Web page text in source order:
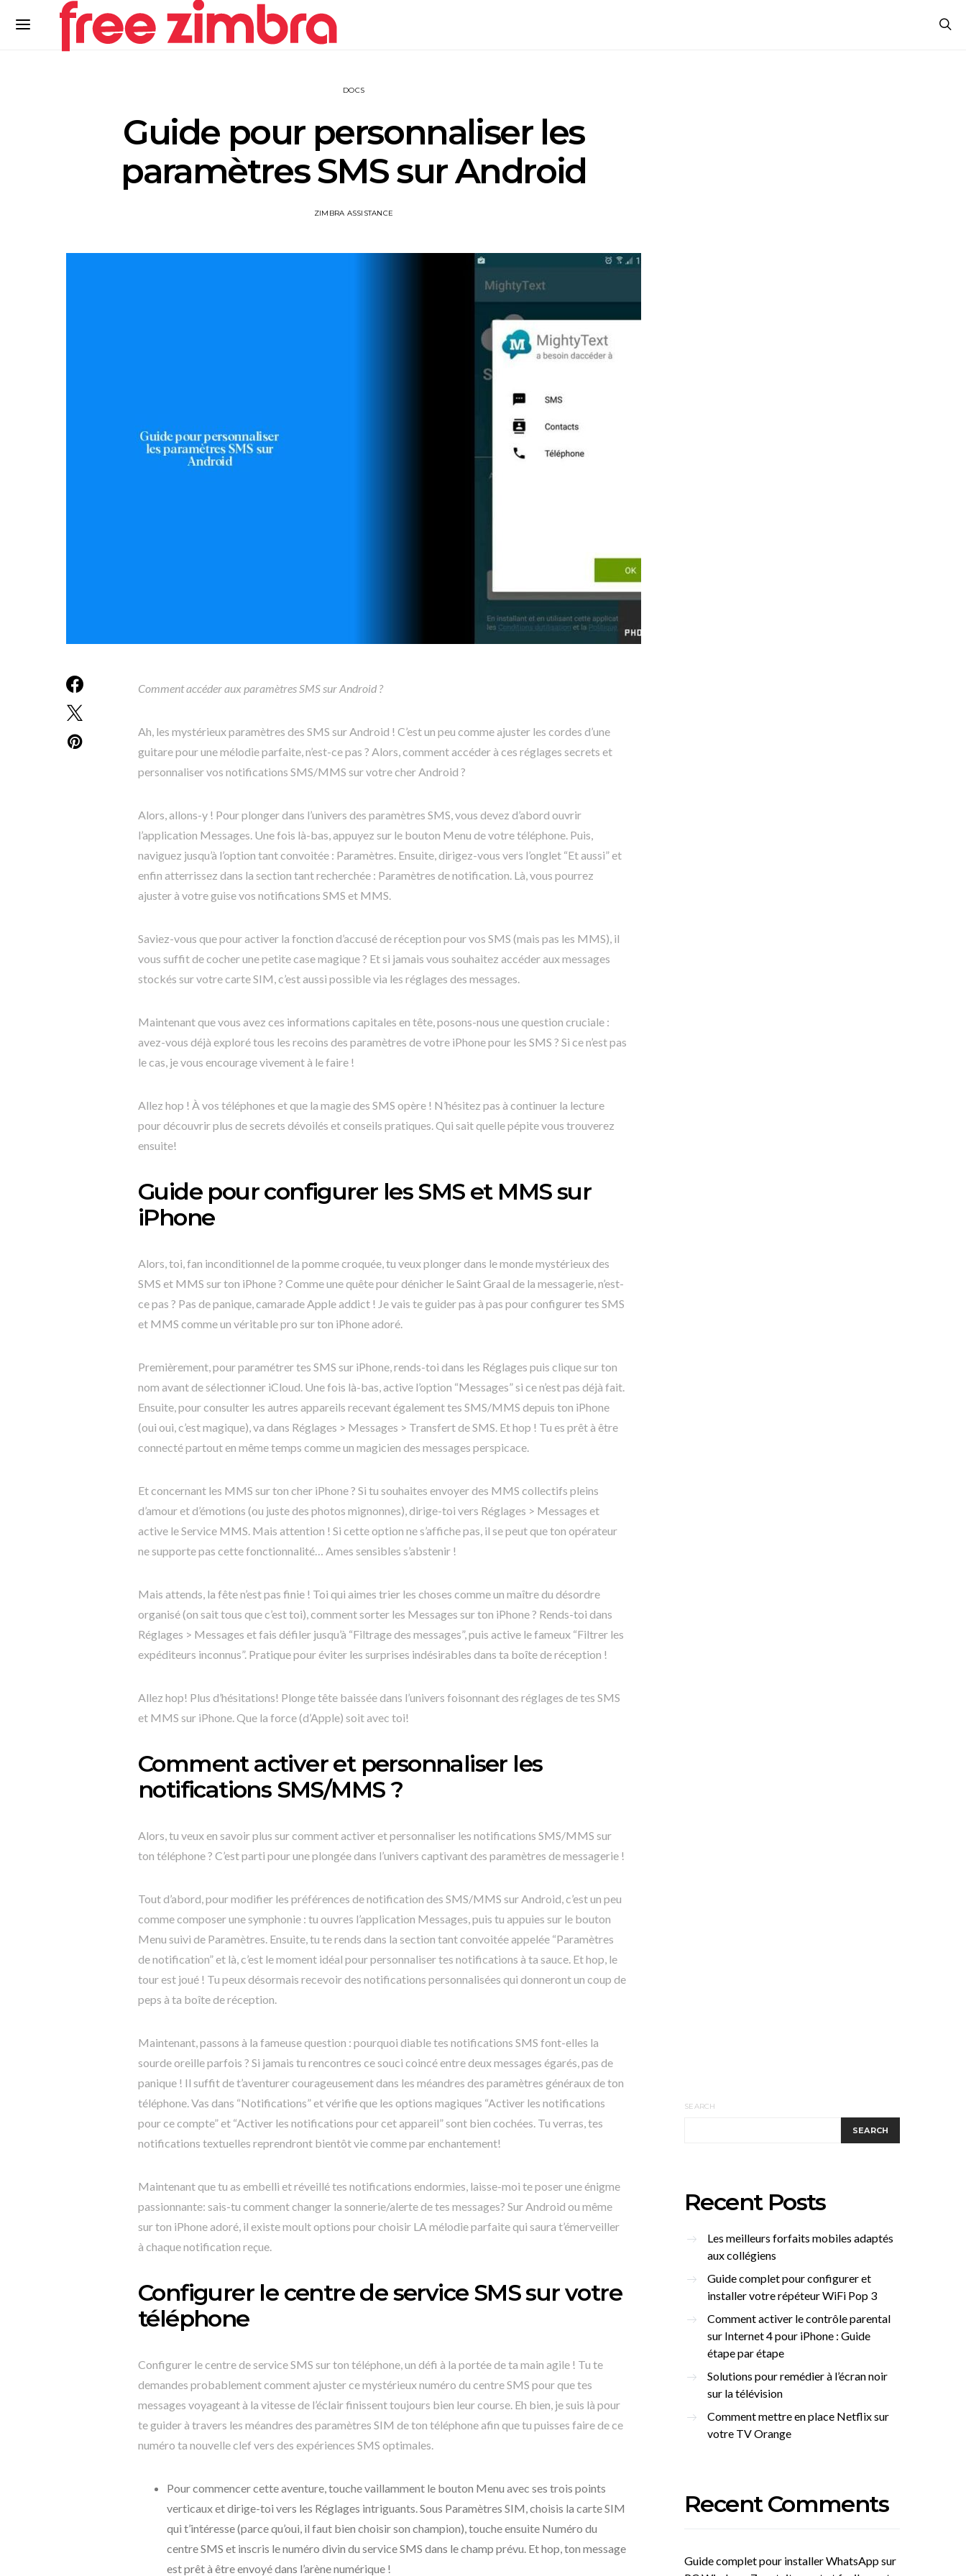
DOCS
Guide pour personnaliser les
paramètres SMS sur Android
ZIMBRA ASSISTANCE
Comment accéder aux paramètres SMS sur Android ?
Ah, les mystérieux paramètres des SMS sur Android ! C’est un peu comme ajuster les cordes d’une
guitare pour une mélodie parfaite, n’est-ce pas ? Alors, comment accéder à ces réglages secrets et
personnaliser vos notifications SMS/MMS sur votre cher Android ?
Alors, allons-y ! Pour plonger dans l’univers des paramètres SMS, vous devez d’abord ouvrir
l’application Messages. Une fois là-bas, appuyez sur le bouton Menu de votre téléphone. Puis,
naviguez jusqu’à l’option tant convoitée : Paramètres. Ensuite, dirigez-vous vers l’onglet “Et aussi” et
enfin atterrissez dans la section tant recherchée : Paramètres de notification. Là, vous pourrez
ajuster à votre guise vos notifications SMS et MMS.
Saviez-vous que pour activer la fonction d’accusé de réception pour vos SMS (mais pas les MMS), il
vous suffit de cocher une petite case magique ? Et si jamais vous souhaitez accéder aux messages
stockés sur votre carte SIM, c’est aussi possible via les réglages des messages.
Maintenant que vous avez ces informations capitales en tête, posons-nous une question cruciale :
avez-vous déjà exploré tous les recoins des paramètres de votre iPhone pour les SMS ? Si ce n’est pas
le cas, je vous encourage vivement à le faire !
Allez hop ! À vos téléphones et que la magie des SMS opère ! N’hésitez pas à continuer la lecture
pour découvrir plus de secrets dévoilés et conseils pratiques. Qui sait quelle pépite vous trouverez
ensuite!
Guide pour configurer les SMS et MMS sur
iPhone
Alors, toi, fan inconditionnel de la pomme croquée, tu veux plonger dans le monde mystérieux des
SMS et MMS sur ton iPhone ? Comme une quête pour dénicher le Saint Graal de la messagerie, n’est-
ce pas ? Pas de panique, camarade Apple addict ! Je vais te guider pas à pas pour configurer tes SMS
et MMS comme un véritable pro sur ton iPhone adoré.
Premièrement, pour paramétrer tes SMS sur iPhone, rends-toi dans les Réglages puis clique sur ton
nom avant de sélectionner iCloud. Une fois là-bas, active l’option “Messages” si ce n’est pas déjà fait.
Ensuite, pour consulter les autres appareils recevant également tes SMS/MMS depuis ton iPhone
(oui oui, c’est magique), va dans Réglages > Messages > Transfert de SMS. Et hop ! Tu es prêt à être
connecté partout en même temps comme un magicien des messages perspicace.
Et concernant les MMS sur ton cher iPhone ? Si tu souhaites envoyer des MMS collectifs pleins
d’amour et d’émotions (ou juste des photos mignonnes), dirige-toi vers Réglages > Messages et
active le Service MMS. Mais attention ! Si cette option ne s’affiche pas, il se peut que ton opérateur
ne supporte pas cette fonctionnalité… Ames sensibles s’abstenir !
Mais attends, la fête n’est pas finie ! Toi qui aimes trier les choses comme un maître du désordre
organisé (on sait tous que c’est toi), comment sorter les Messages sur ton iPhone ? Rends-toi dans
Réglages > Messages et fais défiler jusqu’à “Filtrage des messages”, puis active le fameux “Filtrer les
expéditeurs inconnus”. Pratique pour éviter les surprises indésirables dans ta boîte de réception !
Allez hop! Plus d’hésitations! Plonge tête baissée dans l’univers foisonnant des réglages de tes SMS
et MMS sur iPhone. Que la force (d’Apple) soit avec toi!
Comment activer et personnaliser les
notifications SMS/MMS ?
Alors, tu veux en savoir plus sur comment activer et personnaliser les notifications SMS/MMS sur
ton téléphone ? C’est parti pour une plongée dans l’univers captivant des paramètres de messagerie !
Tout d’abord, pour modifier les préférences de notification des SMS/MMS sur Android, c’est un peu
comme composer une symphonie : tu ouvres l’application Messages, puis tu appuies sur le bouton
Menu suivi de Paramètres. Ensuite, tu te rends dans la section tant convoitée appelée “Paramètres
de notification” et là, c’est le moment idéal pour personnaliser tes notifications à ta sauce. Et hop, le
tour est joué ! Tu peux désormais recevoir des notifications personnalisées qui donneront un coup de
peps à ta boîte de réception.
Maintenant, passons à la fameuse question : pourquoi diable tes notifications SMS font-elles la
sourde oreille parfois ? Si jamais tu rencontres ce souci coincé entre deux messages égarés, pas de
panique ! Il suffit de t’aventurer courageusement dans les méandres des paramètres généraux de ton
téléphone. Vas dans “Notifications” et vérifie que les options magiques “Activer les notifications
pour ce compte” et “Activer les notifications pour cet appareil” sont bien cochées. Tu verras, tes
notifications textuelles reprendront bientôt vie comme par enchantement!
Maintenant que tu as embelli et réveillé tes notifications endormies, laisse-moi te poser une énigme
passionnante: sais-tu comment changer la sonnerie/alerte de tes messages? Sur Android ou même
sur ton iPhone adoré, il existe moult options pour choisir LA mélodie parfaite qui saura t’émerveiller
à chaque notification reçue.
Configurer le centre de service SMS sur votre
téléphone
Configurer le centre de service SMS sur ton téléphone, un défi à la portée de ta main agile ! Tu te
demandes probablement comment ajuster ce mystérieux numéro du centre SMS pour que tes
messages voyageant à la vitesse de l’éclair finissent toujours bien leur course. Eh bien, je suis là pour
te guider à travers les méandres des paramètres SIM de ton téléphone afin que tu puisses faire de ce
numéro ta nouvelle clef vers des expériences SMS optimales.
Pour commencer cette aventure, touche vaillamment le bouton Menu avec ses trois points
verticaux et dirige-toi vers les Réglages intriguants. Sous Paramètres SIM, choisis la carte SIM
qui t’intéresse (parce qu’oui, il faut bien choisir son champion), touche ensuite Numéro du
centre SMS et inscris le numéro divin du service SMS dans le champ prévu. Et hop, ton message
est prêt à être envoyé dans l’arène numérique !
SEARCH
SEARCH
Recent Posts
Les meilleurs forfaits mobiles adaptés
aux collégiens
Guide complet pour configurer et
installer votre répéteur WiFi Pop 3
Comment activer le contrôle parental
sur Internet 4 pour iPhone : Guide
étape par étape
Solutions pour remédier à l’écran noir
sur la télévision
Comment mettre en place Netflix sur
votre TV Orange
Recent Comments
Guide complet pour installer WhatsApp sur